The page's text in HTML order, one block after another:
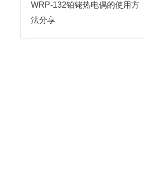
WRP-132铂铑热电偶的使用方
法分享